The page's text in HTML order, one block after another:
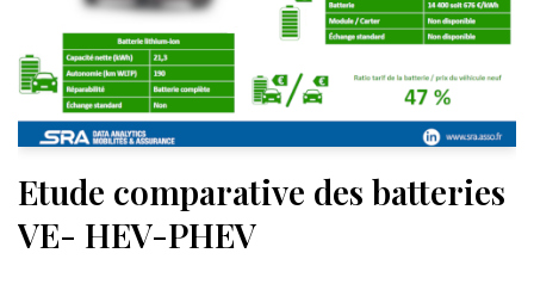
Etude comparative des batteries
VE- HEV-PHEV